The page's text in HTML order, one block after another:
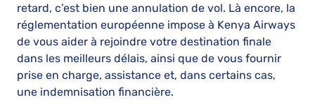
retard, c’est bien une annulation de vol. Là encore, la
réglementation européenne impose à Kenya Airways
de vous aider à rejoindre votre destination finale
dans les meilleurs délais, ainsi que de vous fournir
prise en charge, assistance et, dans certains cas,
une indemnisation financière.